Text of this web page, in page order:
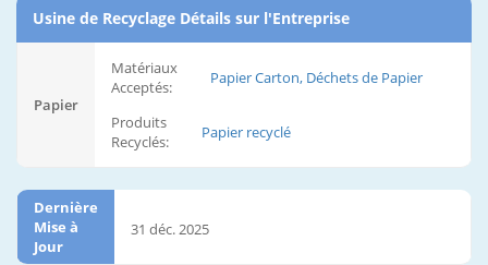
Usine de Recyclage Détails sur l'Entreprise
Papier
Matériaux
Acceptés:
Papier Carton, Déchets de Papier
Produits
Recyclés:
Papier recyclé
Dernière
Mise à
Jour
31 déc. 2025